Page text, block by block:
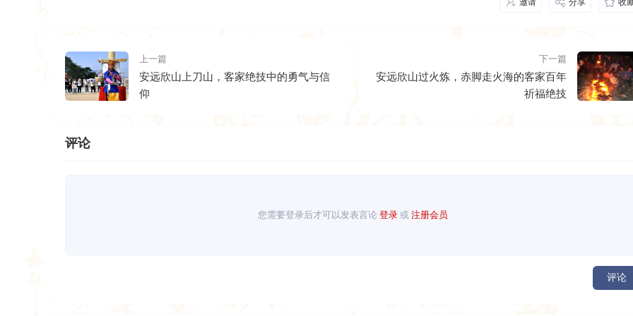
收
分享
邀请
上一篇
安远欣山上刀山，客家绝技中的勇气与信
仰
下一篇
安远欣山过火炼，赤脚走火海的客家百年
祈福绝技
评论
您需要登录后才可以发表言论 登录 或 注册会员
评论